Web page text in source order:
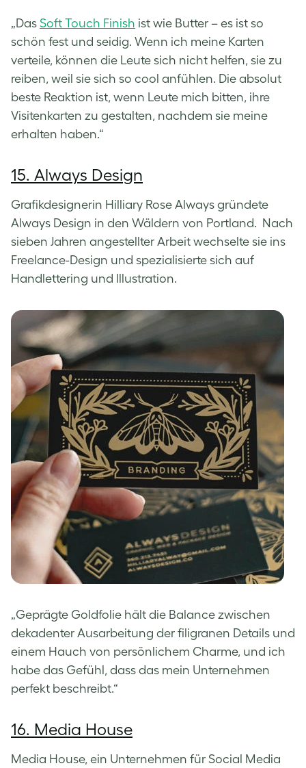
„Das Soft Touch Finish ist wie Butter – es ist so
schön fest und seidig. Wenn ich meine Karten
verteile, können die Leute sich nicht helfen, sie zu
reiben, weil sie sich so cool anfühlen. Die absolut
beste Reaktion ist, wenn Leute mich bitten, ihre
Visitenkarten zu gestalten, nachdem sie meine
erhalten haben.“
15. Always Design
Grafikdesignerin Hilliary Rose Always gründete
Always Design in den Wäldern von Portland. Nach
sieben Jahren angestellter Arbeit wechselte sie ins
Freelance-Design und spezialisierte sich auf
Handlettering und Illustration.
„Geprägte Goldfolie hält die Balance zwischen
dekadenter Ausarbeitung der filigranen Details und
einem Hauch von persönlichem Charme, und ich
habe das Gefühl, dass das mein Unternehmen
perfekt beschreibt.“
16. Media House
Media House, ein Unternehmen für Social Media